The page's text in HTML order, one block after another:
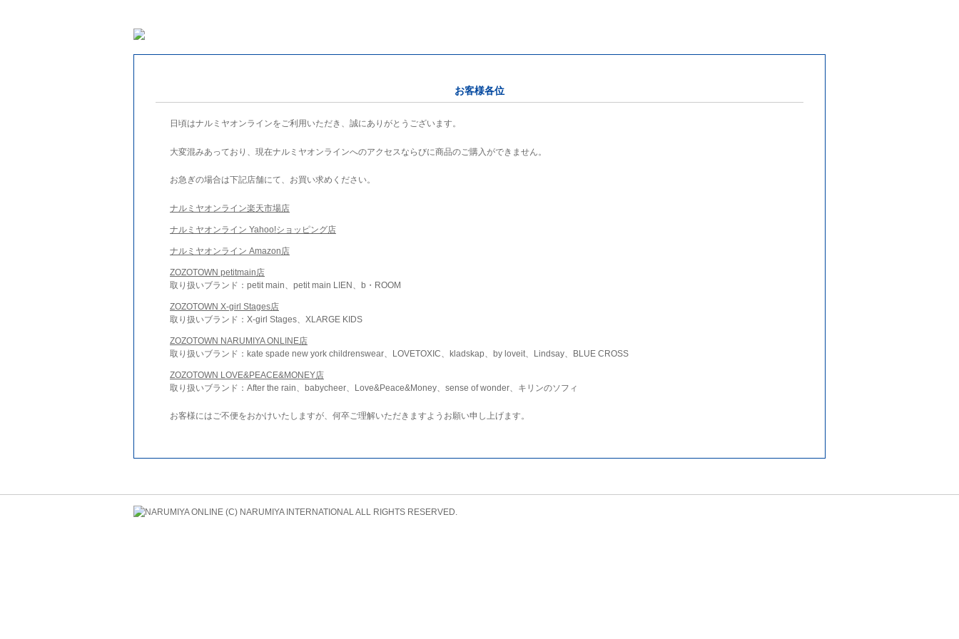
お客様各位
日頃はナルミヤオンラインをご利用いただき、誠にありがとうございます。
大変混みあっており、現在ナルミヤオンラインへのアクセスならびに商品のご購入ができません。
お急ぎの場合は下記店舗にて、お買い求めください。
ナルミヤオンライン楽天市場店
ナルミヤオンライン Yahoo!ショッピング店
ナルミヤオンライン Amazon店
ZOZOTOWN petitmain店
取り扱いブランド：petit main、petit main LIEN、b・ROOM
ZOZOTOWN X-girl Stages店
取り扱いブランド：X-girl Stages、XLARGE KIDS
ZOZOTOWN NARUMIYA ONLINE店
取り扱いブランド：kate spade new york childrenswear、LOVETOXIC、kladskap、by loveit、Lindsay、BLUE CROSS
ZOZOTOWN LOVE&PEACE&MONEY店
取り扱いブランド：After the rain、babycheer、Love&Peace&Money、sense of wonder、キリンのソフィ
お客様にはご不便をおかけいたしますが、何卒ご理解いただきますようお願い申し上げます。